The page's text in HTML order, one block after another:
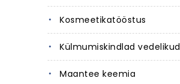
Kosmeetikatööstus
Külmumiskindlad vedelikud
Maantee keemia